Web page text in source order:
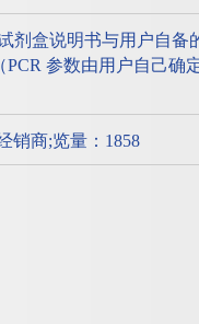
剂盒说明书与用户自备
参数由用户自己确
销商;览量：1858